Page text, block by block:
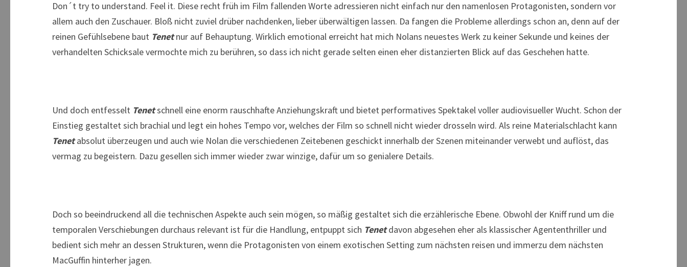
Don´t try to understand. Feel it. Diese recht früh im Film fallenden Worte adressieren nicht einfach nur den namenlosen Protagonisten, sondern vor
allem auch den Zuschauer. Bloß nicht zuviel drüber nachdenken, lieber überwältigen lassen. Da fangen die Probleme allerdings schon an, denn auf der
reinen Gefühlsebene baut Tenetnur auf Behauptung. Wirklich emotional erreicht hat mich Nolans neuestes Werk zu keiner Sekunde und keines der
verhandelten Schicksale vermochte mich zu berühren, so dass ich nicht gerade selten einen eher distanzierten Blick auf das Geschehen hatte.
Und doch entfesselt Tenetschnell eine enorm rauschhafte Anziehungskraft und bietet performatives Spektakel voller audiovisueller Wucht. Schon der
Einstieg gestaltet sich brachial und legt ein hohes Tempo vor, welches der Film so schnell nicht wieder drosseln wird. Als reine Materialschlacht kann
Tenetabsolut überzeugen und auch wie Nolan die verschiedenen Zeitebenen geschickt innerhalb der Szenen miteinander verwebt und auflöst, das
vermag zu begeistern. Dazu gesellen sich immer wieder zwar winzige, dafür um so genialere Details.
Doch so beeindruckend all die technischen Aspekte auch sein mögen, so mäßig gestaltet sich die erzählerische Ebene. Obwohl der Kniff rund um die
temporalen Verschiebungen durchaus relevant ist für die Handlung, entpuppt sich Tenetdavon abgesehen eher als klassischer Agententhriller und
bedient sich mehr an dessen Strukturen, wenn die Protagonisten von einem exotischen Setting zum nächsten reisen und immerzu dem nächsten
MacGuffin hinterher jagen.